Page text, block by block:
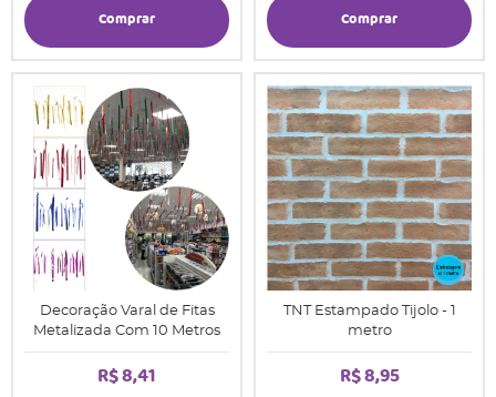
Comprar Comprar
Decoração Varal de Fitas
Metalizada Com 10 Metros
R$ 8,41
TNT Estampado Tijolo - 1
metro
R$ 8,95